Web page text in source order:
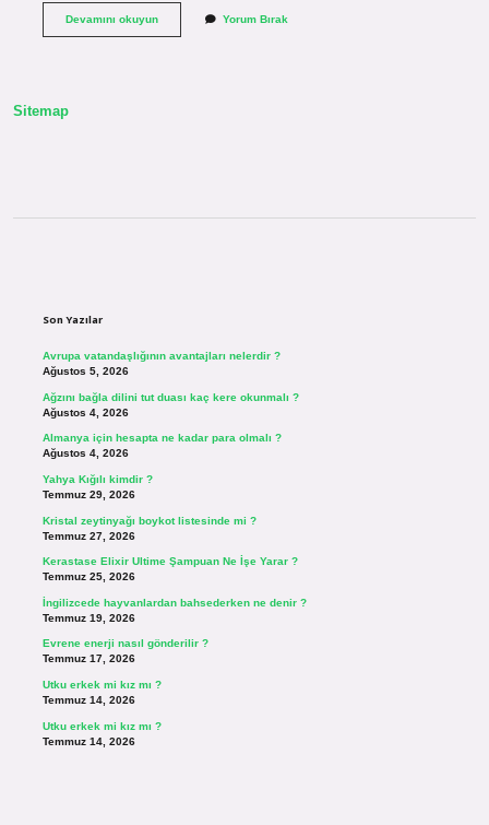
Devamını okuyunPtsd
Yorum Bırak
Sitemap
Son Yazılar
Avrupa vatandaşlığının avantajları nelerdir ?
Ağustos 5, 2026
Ağzını bağla dilini tut duası kaç kere okunmalı ?
Ağustos 4, 2026
Almanya için hesapta ne kadar para olmalı ?
Ağustos 4, 2026
Yahya Kığılı kimdir ?
Temmuz 29, 2026
Kristal zeytinyağı boykot listesinde mi ?
Temmuz 27, 2026
Kerastase Elixir Ultime Şampuan Ne İşe Yarar ?
Temmuz 25, 2026
İngilizcede hayvanlardan bahsederken ne denir ?
Temmuz 19, 2026
Evrene enerji nasıl gönderilir ?
Temmuz 17, 2026
Utku erkek mi kız mı ?
Temmuz 14, 2026
Utku erkek mi kız mı ?
Temmuz 14, 2026